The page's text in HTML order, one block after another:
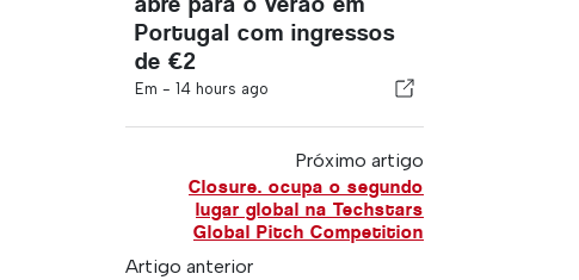
Portugal com ingressos
de €2
Em - 14 hours ago
Próximo artigo
Closure. ocupa o segundo
lugar global na Techstars
Global Pitch Competition
Artigo anterior